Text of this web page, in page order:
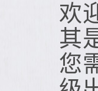
欢
其
您